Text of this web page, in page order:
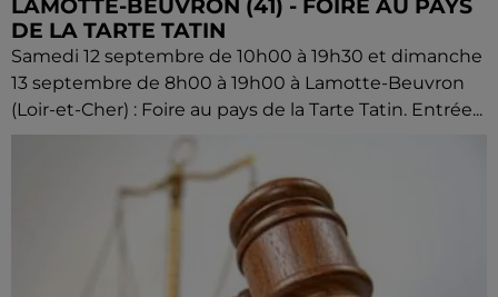
LAMOTTE-BEUVRON (41) - FOIRE AU PAYS
DE LA TARTE TATIN
Samedi 12 septembre de 10h00 à 19h30 et dimanche
13 septembre de 8h00 à 19h00 à Lamotte-Beuvron
(Loir-et-Cher) : Foire au pays de la Tarte Tatin. Entrée...